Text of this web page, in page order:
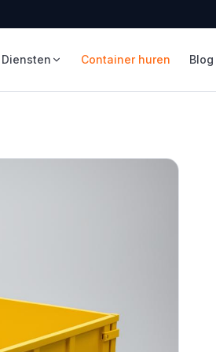
Diensten Container huren Blog